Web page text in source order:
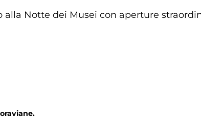
Notte dei Musei con aperture